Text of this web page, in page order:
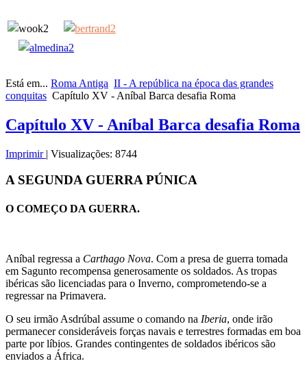
Está em... Roma Antiga II - A república na época das grandes
conquitas Capítulo XV - Aníbal Barca desafia Roma
Capítulo XV - Aníbal Barca desafia Roma
Imprimir | Visualizações: 8744
A SEGUNDA GUERRA PÚNICA
O COMEÇO DA GUERRA.
Aníbal regressa a Carthago Nova. Com a presa de guerra tomada
em Sagunto recompensa generosamente os soldados. As tropas
ibéricas são licenciadas para o Inverno, comprometendo-se a
regressar na Primavera.
O seu irmão Asdrúbal assume o comando na Iberia, onde irão
permanecer consideráveis forças navais e terrestres formadas em boa
parte por líbios. Grandes contingentes de soldados ibéricos são
enviados a África.